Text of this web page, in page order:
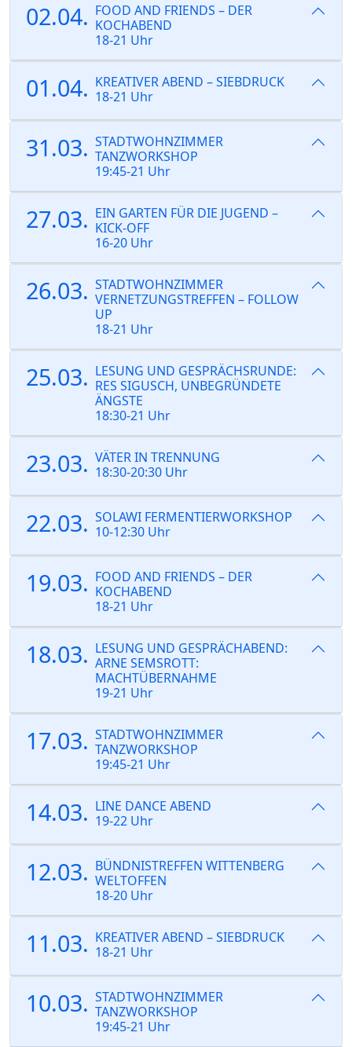
02.04. FOOD AND FRIENDS – DER
KOCHABEND
18-21 Uhr
01.04. KREATIVER ABEND – SIEBDRUCK
18-21 Uhr
31.03. STADTWOHNZIMMER
TANZWORKSHOP
19:45-21 Uhr
27.03. EIN GARTEN FÜR DIE JUGEND –
KICK-OFF
16-20 Uhr
26.03. STADTWOHNZIMMER
VERNETZUNGSTREFFEN – FOLLOW
UP
18-21 Uhr
25.03. LESUNG UND GESPRÄCHSRUNDE:
RES SIGUSCH, UNBEGRÜNDETE
ÄNGSTE
18:30-21 Uhr
23.03. VÄTER IN TRENNUNG
18:30-20:30 Uhr
22.03. SOLAWI FERMENTIERWORKSHOP
10-12:30 Uhr
19.03. FOOD AND FRIENDS – DER
KOCHABEND
18-21 Uhr
18.03. LESUNG UND GESPRÄCHABEND:
ARNE SEMSROTT:
MACHTÜBERNAHME
19-21 Uhr
17.03. STADTWOHNZIMMER
TANZWORKSHOP
19:45-21 Uhr
14.03. LINE DANCE ABEND
19-22 Uhr
12.03. BÜNDNISTREFFEN WITTENBERG
WELTOFFEN
18-20 Uhr
11.03. KREATIVER ABEND – SIEBDRUCK
18-21 Uhr
10.03. STADTWOHNZIMMER
TANZWORKSHOP
19:45-21 Uhr